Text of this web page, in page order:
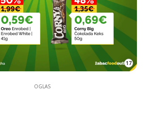
17
OGLAS